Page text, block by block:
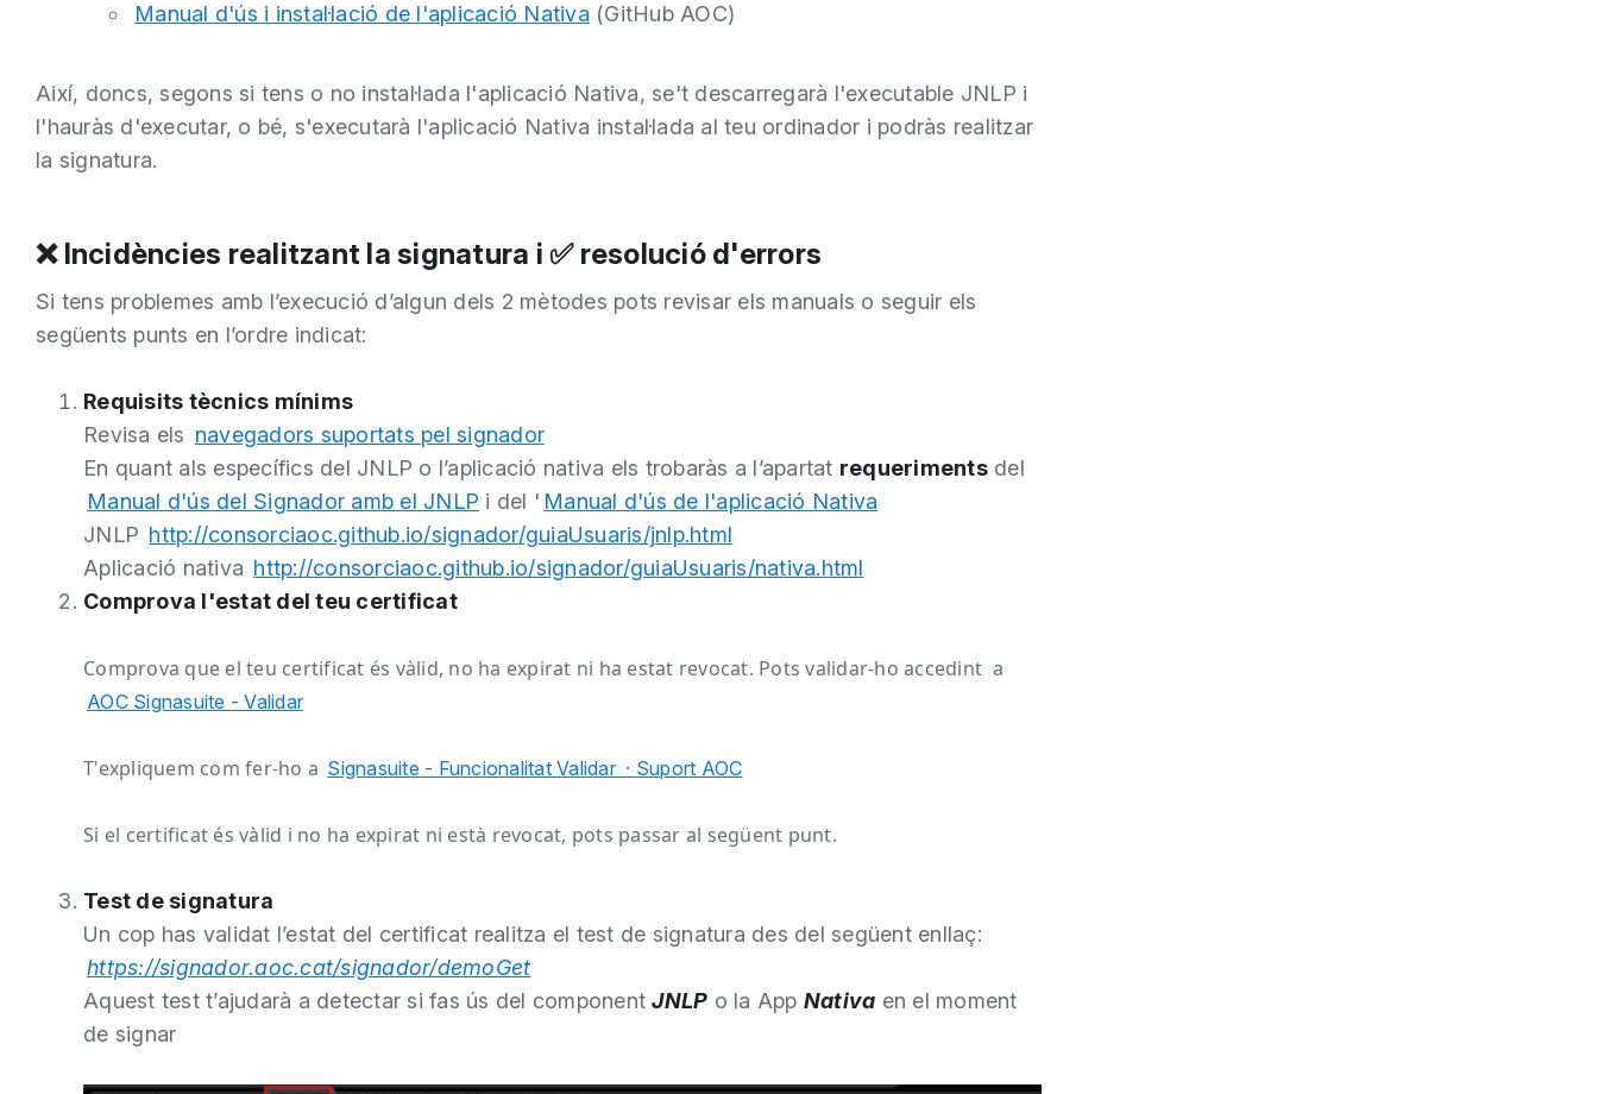
Manual d'ús i instal·lació de l'aplicació Nativa (GitHub AOC)
Així, doncs, segons si tens o no instal·lada l'aplicació Nativa, se't descarregarà l'executable JNLP i
l'hauràs d'executar, o bé, s'executarà l'aplicació Nativa instal·lada al teu ordinador i podràs realitzar
la signatura.
❌ Incidències realitzant la signatura i ✅ resolució d'errors
Si tens problemes amb l’execució d’algun dels 2 mètodes pots revisar els manuals o seguir els
següents punts en l’ordre indicat:
Requisits tècnics mínims
Revisa els navegadors suportats pel signador
En quant als específics del JNLP o l’aplicació nativa els trobaràs a l’apartat requerimentsdel
Manual d'ús del Signador amb el JNLP i del ' Manual d'ús de l'aplicació Nativa
JNLP http://consorciaoc.github.io/signador/guiaUsuaris/jnlp.html
Aplicació nativa http://consorciaoc.github.io/signador/guiaUsuaris/nativa.html
Comprova l'estat del teu certificat
Comprova que el teu certificat és vàlid, no ha expirat ni ha estat revocat. Pots validar-ho accedint a
AOC Signasuite - Validar
T'expliquem com fer-ho a Signasuite - Funcionalitat Validar · Suport AOC
Si el certificat és vàlid i no ha expirat ni està revocat, pots passar al següent punt.
Test de signatura
Un cop has validat l’estat del certificat realitza el test de signatura des del següent enllaç:
https://signador.aoc.cat/signador/demoGet
Aquest test t’ajudarà a detectar si fas ús del componentJNLP o la App Nativa en el moment
de signar